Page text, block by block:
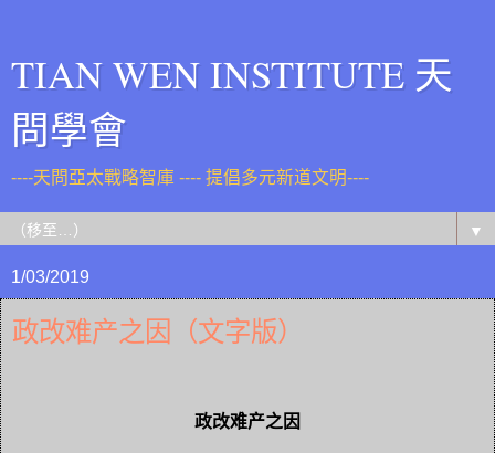
TIAN WEN INSTITUTE 天
問學會
----天問亞太戰略智庫 ---- 提倡多元新道文明----
▼
1/03/2019
政改难产之因（文字版）
政改难产之因